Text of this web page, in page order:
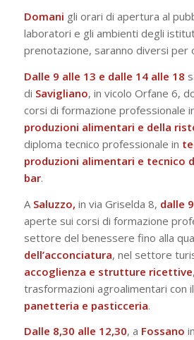
Domani gli orari di apertura al
laboratori e gli ambienti degli
prenotazione, saranno diversi per
Dalle 9 alle 13 e dalle 14 alle 18
di Savigliano, in vicolo Orfane 6,
corsi di formazione professionale
produzioni alimentari e della
diploma tecnico professionale in
produzioni alimentari e tecnico
bar.
A Saluzzo, in via Griselda 8, dalle
aperte sui corsi di formazione
settore del benessere fino alla
dell’acconciatura, nel settore
accoglienza e strutture ricettive
trasformazioni agroalimentari con
panetteria e pasticceria.
Dalle 8,30 alle 12,30, a Fossano